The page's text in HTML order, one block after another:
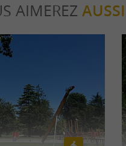
AIMEREZ AUSSI